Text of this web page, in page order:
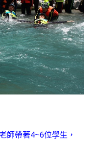
師帶著4~6位學生，